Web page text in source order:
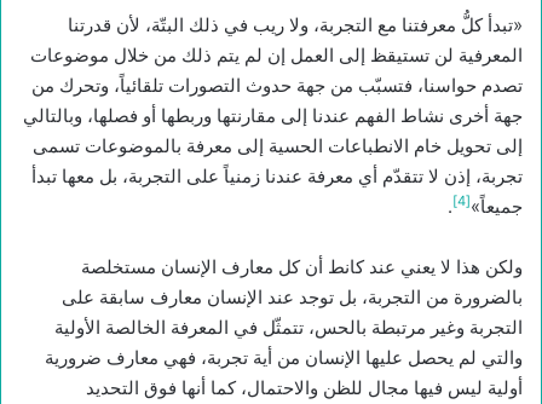
«تبدأ كلُّ معرفتنا مع التجربة، ولا ريب في ذلك البتّة، لأن قدرتنا
المعرفية لن تستيقظ إلى العمل إن لم يتم ذلك من خلال موضوعات
تصدم حواسنا، فتسبّب من جهة حدوث التصورات تلقائياً، وتحرك من
جهة أخرى نشاط الفهم عندنا إلى مقارنتها وربطها أو فصلها، وبالتالي
إلى تحويل خام الانطباعات الحسية إلى معرفة بالموضوعات تسمى
تجربة، إذن لا تتقدّم أي معرفة عندنا زمنياً على التجربة، بل معها تبدأ
جميعاً»[4]
.
ولكن هذا لا يعني عند كانط أن كل معارف الإنسان مستخلصة
بالضرورة من التجربة، بل توجد عند الإنسان معارف سابقة على
التجربة وغير مرتبطة بالحس، تتمثّل في المعرفة الخالصة الأولية
والتي لم يحصل عليها الإنسان من أية تجربة، فهي معارف ضرورية
أولية ليس فيها مجال للظن والاحتمال، كما أنها فوق التحديد